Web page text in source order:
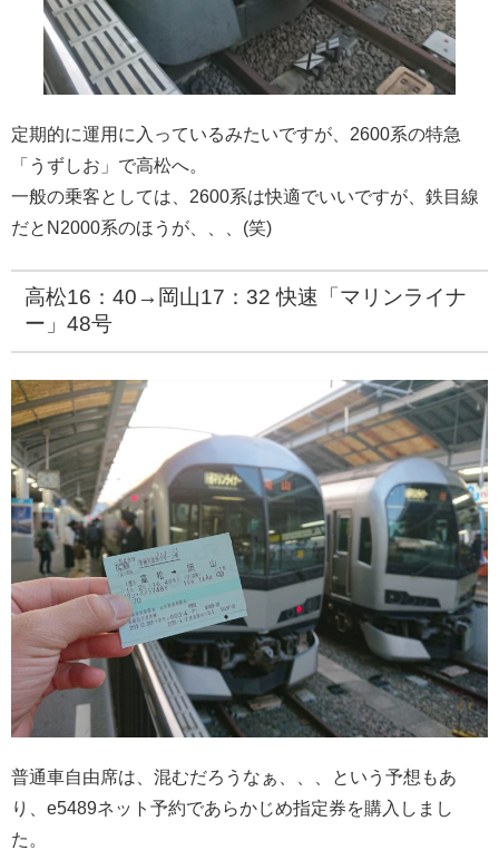
定期的に運用に入っているみたいですが、2600系の特急
「うずしお」で高松へ。
一般の乗客としては、2600系は快適でいいですが、鉄目線
だとN2000系のほうが、、、(笑)
高松16：40→岡山17：32 快速「マリンライナ
ー」48号
普通車自由席は、混むだろうなぁ、、、という予想もあ
り、e5489ネット予約であらかじめ指定券を購入しまし
た。